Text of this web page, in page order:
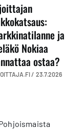
ja
Nokiaa
ostaa?
/ 23.7.2026